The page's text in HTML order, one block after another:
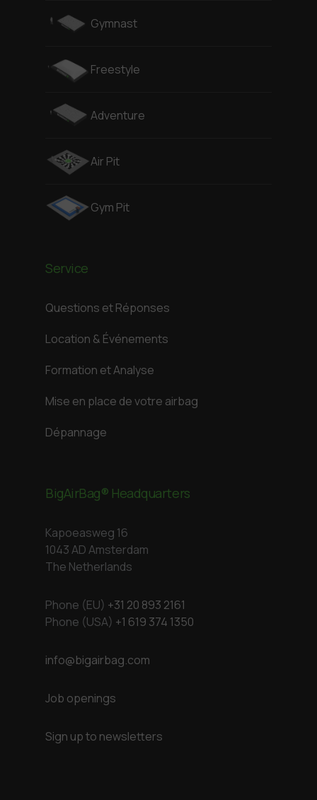
Gymnast
Freestyle
Adventure
Air Pit
Gym Pit
Service
Questions et Réponses
Location & Événements
Formation et Analyse
Mise en place de votre airbag
Dépannage
BigAirBag® Headquarters
Kapoeasweg 16
1043 AD Amsterdam
The Netherlands
Phone (EU) +31 20 893 2161
Phone (USA) +1 619 374 1350
info@bigairbag.com
Job openings
Sign up to newsletters